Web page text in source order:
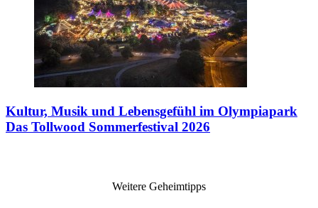
Kultur, Musik und Lebensgefühl im Olympiapark
Das Tollwood Sommerfestival 2026
Weitere Geheimtipps